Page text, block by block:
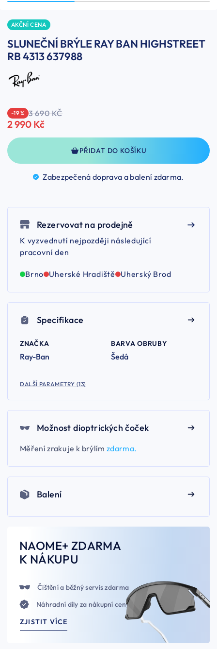
AKČNÍ CENA
SLUNEČNÍ BRÝLE RAY BAN HIGHSTREET
RB 4313 637988
-19 % 3 690 KČ
2 990 Kč
PŘIDAT DO KOŠÍKU
Zabezpečená doprava a balení zdarma.
Rezervovat na prodejně
K vyzvednutí nejpozději následující
pracovní den
Brno Uherské Hradiště Uherský Brod
Specifikace
ZNAČKA
Ray-Ban
BARVA OBRUBY
Šedá
DALŠÍ PARAMETRY (13)
Možnost dioptrických čoček
Měření zraku je k brýlím zdarma.
Balení
NAOME+ ZDARMA
K NÁKUPU
Čištění a běžný servis zdarma
Náhradní díly za nákupní ceny
ZJISTIT VÍCE